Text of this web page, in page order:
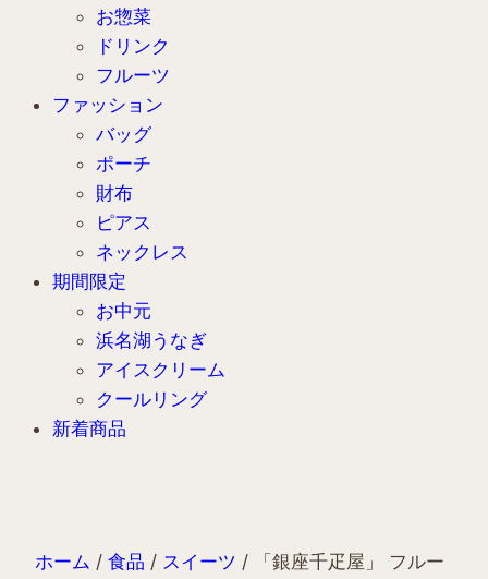
お惣菜
ドリンク
フルーツ
ファッション
バッグ
ポーチ
財布
ピアス
ネックレス
期間限定
お中元
浜名湖うなぎ
アイスクリーム
クールリング
新着商品
ホーム / 食品 / スイーツ / 「銀座千疋屋」 フルー